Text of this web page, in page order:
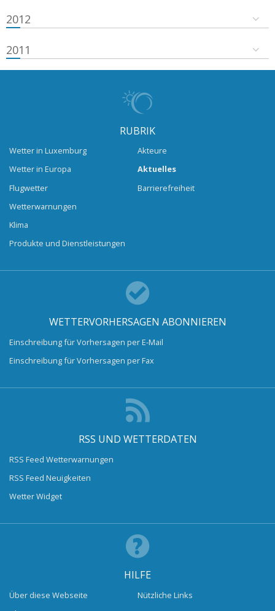
2012
2011
RUBRIK
Wetter in Luxemburg
Wetter in Europa
Flugwetter
Wetterwarnungen
Klima
Produkte und Dienstleistungen
Akteure
Aktuelles
Barrierefreiheit
WETTERVORHERSAGEN ABONNIEREN
Einschreibung für Vorhersagen per E-Mail
Einschreibung für Vorhersagen per Fax
RSS UND WETTERDATEN
RSS Feed Wetterwarnungen
RSS Feed Neuigkeiten
Wetter Widget
HILFE
Über diese Webseite
Nützliche Links